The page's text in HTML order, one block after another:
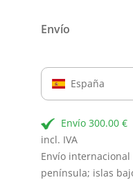
Envío
España
Envío 300.00 €
incl. IVA
Envío
península; islas